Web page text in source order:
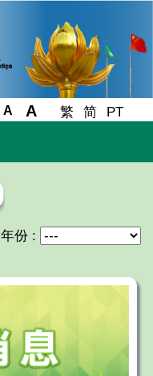
A A 繁 简 PT
年份 :